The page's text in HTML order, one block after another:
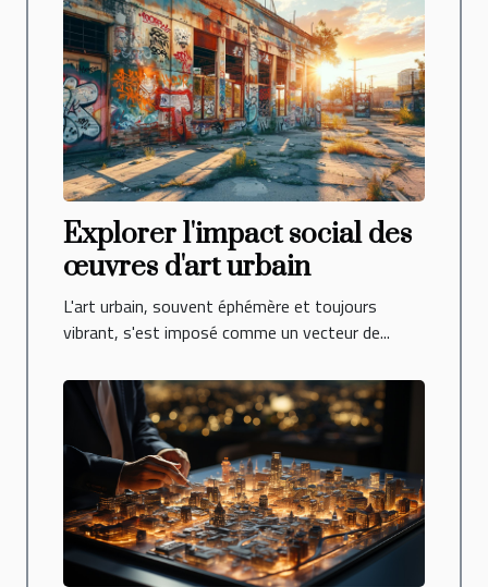
Explorer l'impact social des
œuvres d'art urbain
L'art urbain, souvent éphémère et toujours
vibrant, s'est imposé comme un vecteur de...